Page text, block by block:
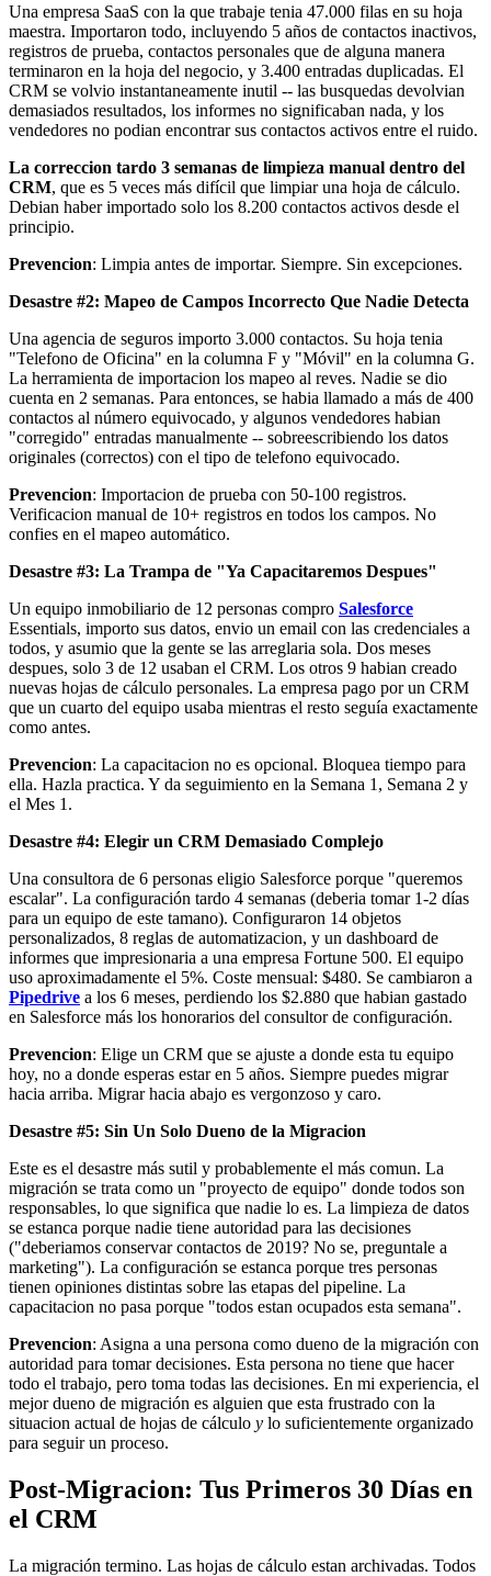
Una empresa SaaS con la que trabaje tenia 47.000 filas en su hoja
maestra. Importaron todo, incluyendo 5 años de contactos inactivos,
registros de prueba, contactos personales que de alguna manera
terminaron en la hoja del negocio, y 3.400 entradas duplicadas. El
CRM se volvio instantaneamente inutil -- las busquedas devolvian
demasiados resultados, los informes no significaban nada, y los
vendedores no podian encontrar sus contactos activos entre el ruido.
La correccion tardo 3 semanas de limpieza manual dentro del
CRM, que es 5 veces más difícil que limpiar una hoja de cálculo.
Debian haber importado solo los 8.200 contactos activos desde el
principio.
Prevencion: Limpia antes de importar. Siempre. Sin excepciones.
Desastre #2: Mapeo de Campos Incorrecto Que Nadie Detecta
Una agencia de seguros importo 3.000 contactos. Su hoja tenia
"Telefono de Oficina" en la columna F y "Móvil" en la columna G.
La herramienta de importacion los mapeo al reves. Nadie se dio
cuenta en 2 semanas. Para entonces, se habia llamado a más de 400
contactos al número equivocado, y algunos vendedores habian
"corregido" entradas manualmente -- sobreescribiendo los datos
originales (correctos) con el tipo de telefono equivocado.
Prevencion: Importacion de prueba con 50-100 registros.
Verificacion manual de 10+ registros en todos los campos. No
confies en el mapeo automático.
Desastre #3: La Trampa de "Ya Capacitaremos Despues"
Un equipo inmobiliario de 12 personas compro Salesforce
Essentials, importo sus datos, envio un email con las credenciales a
todos, y asumio que la gente se las arreglaria sola. Dos meses
despues, solo 3 de 12 usaban el CRM. Los otros 9 habian creado
nuevas hojas de cálculo personales. La empresa pago por un CRM
que un cuarto del equipo usaba mientras el resto seguía exactamente
como antes.
Prevencion: La capacitacion no es opcional. Bloquea tiempo para
ella. Hazla practica. Y da seguimiento en la Semana 1, Semana 2 y
el Mes 1.
Desastre #4: Elegir un CRM Demasiado Complejo
Una consultora de 6 personas eligio Salesforce porque "queremos
escalar". La configuración tardo 4 semanas (deberia tomar 1-2 días
para un equipo de este tamano). Configuraron 14 objetos
personalizados, 8 reglas de automatizacion, y un dashboard de
informes que impresionaria a una empresa Fortune 500. El equipo
uso aproximadamente el 5%. Coste mensual: $480. Se cambiaron a
Pipedrive a los 6 meses, perdiendo los $2.880 que habian gastado
en Salesforce más los honorarios del consultor de configuración.
Prevencion: Elige un CRM que se ajuste a donde esta tu equipo
hoy, no a donde esperas estar en 5 años. Siempre puedes migrar
hacia arriba. Migrar hacia abajo es vergonzoso y caro.
Desastre #5: Sin Un Solo Dueno de la Migracion
Este es el desastre más sutil y probablemente el más comun. La
migración se trata como un "proyecto de equipo" donde todos son
responsables, lo que significa que nadie lo es. La limpieza de datos
se estanca porque nadie tiene autoridad para las decisiones
("deberiamos conservar contactos de 2019? No se, preguntale a
marketing"). La configuración se estanca porque tres personas
tienen opiniones distintas sobre las etapas del pipeline. La
capacitacion no pasa porque "todos estan ocupados esta semana".
Prevencion: Asigna a una persona como dueno de la migración con
autoridad para tomar decisiones. Esta persona no tiene que hacer
todo el trabajo, pero toma todas las decisiones. En mi experiencia, el
mejor dueno de migración es alguien que esta frustrado con la
situacion actual de hojas de cálculo y lo suficientemente organizado
para seguir un proceso.
Post-Migracion: Tus Primeros 30 Días en
el CRM
La migración termino. Las hojas de cálculo estan archivadas. Todos